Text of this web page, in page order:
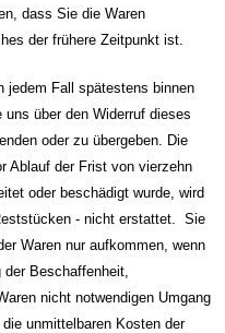
dass Sie die Waren
der frühere Zeitpunkt ist.
jedem Fall spätestens binnen
über den Widerruf dieses
oder zu übergeben. Die
Ablauf der Frist von vierzehn
oder beschädigt wurde, wird
- nicht erstattet. Sie
Waren nur aufkommen, wenn
Beschaffenheit,
nicht notwendigen Umgang
unmittelbaren Kosten der